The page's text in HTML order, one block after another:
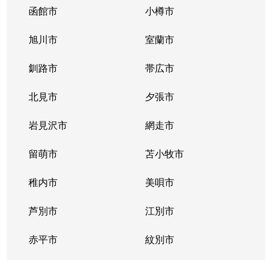
真駒内緑町
真駒内
真駒内南町
真駒内
真駒内南町
真駒内
真駒内南町
1,300万円 真駒内
真駒内南町
1,300万円 真駒内
真駒内南町
1,300万円 真駒内
真駒内南町
1,100万円 真駒内
真駒内南町
真駒内
南３１条西
2,400万円 澄川
函館市 小樽市
旭川市 室蘭市
釧路市 帯広市
北見市 夕張市
岩見沢市 網走市
留萌市 苫小牧市
稚内市 美唄市
芦別市 江別市
赤平市 紋別市